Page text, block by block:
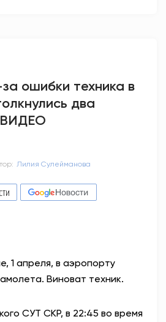
ошибки техника в
два
Лилия Сулейманова
1 апреля, в аэропорту
Виноват техник.
СУТ СКР, в 22:45 во время